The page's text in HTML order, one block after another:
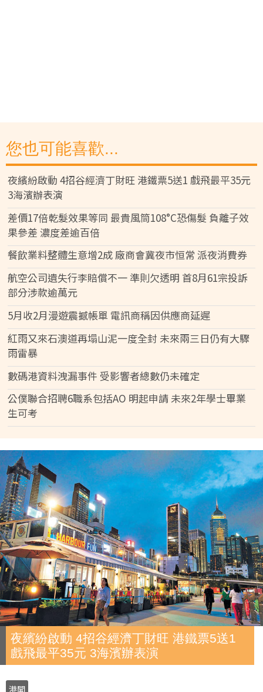
您也可能喜歡...
夜繽紛啟動 4招谷經濟丁財旺 港鐵票5送1 戲飛最平35元
3海濱辦表演
差價17倍乾髮效果等同 最貴風筒108°C恐傷髮 負離子效
果參差 濃度差逾百倍
餐飲業料整體生意增2成 廠商會冀夜市恒常 派夜消費券
航空公司遺失行李賠償不一 準則欠透明 首8月61宗投訴
部分涉款逾萬元
5月收2月漫遊震撼帳單 電訊商稱因供應商延遲
紅雨又來石澳道再塌山泥一度全封 未來兩三日仍有大驟
雨雷暴
數碼港資料洩漏事件 受影響者總數仍未確定
公僕聯合招聘6職系包括AO 明起申請 未來2年學士畢業
生可考
夜繽紛啟動 4招谷經濟丁財旺 港鐵票5送1
戲飛最平35元 3海濱辦表演
港聞